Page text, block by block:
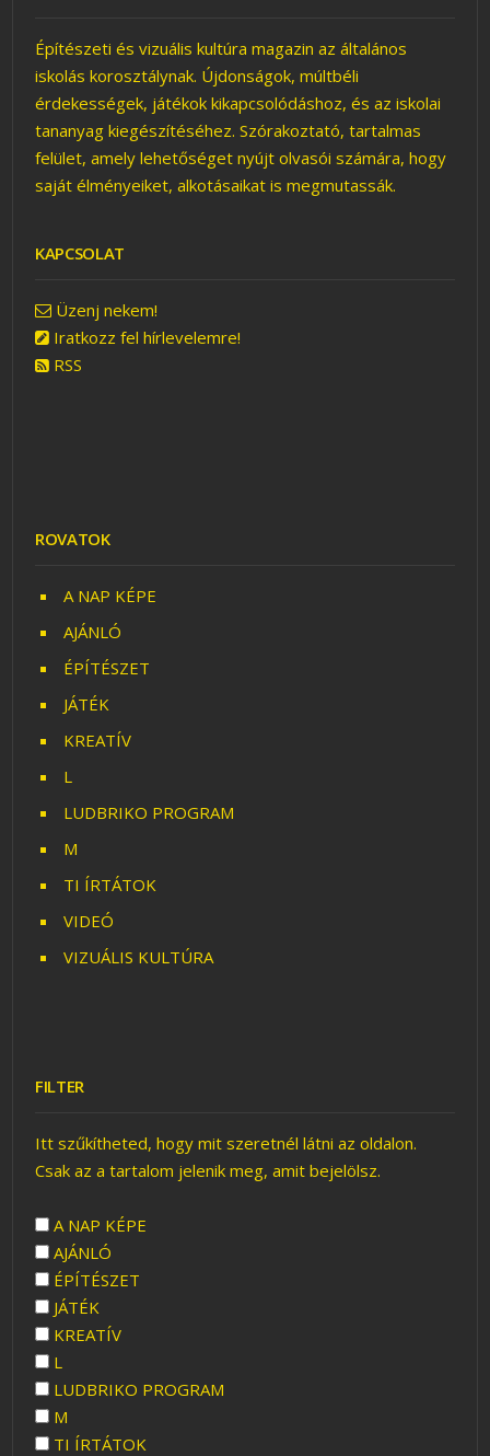
Építészeti és vizuális kultúra magazin az általános
iskolás korosztálynak. Újdonságok, múltbéli
érdekességek, játékok kikapcsolódáshoz, és az iskolai
tananyag kiegészítéséhez. Szórakoztató, tartalmas
felület, amely lehetőséget nyújt olvasói számára, hogy
saját élményeiket, alkotásaikat is megmutassák.
KAPCSOLAT
Üzenj nekem!
Iratkozz fel hírlevelemre!
RSS
ROVATOK
A NAP KÉPE
AJÁNLÓ
ÉPÍTÉSZET
JÁTÉK
KREATÍV
L
LUDBRIKO PROGRAM
M
TI ÍRTÁTOK
VIDEÓ
VIZUÁLIS KULTÚRA
FILTER
Itt szűkítheted, hogy mit szeretnél látni az oldalon.
Csak az a tartalom jelenik meg, amit bejelölsz.
A NAP KÉPE
AJÁNLÓ
ÉPÍTÉSZET
JÁTÉK
KREATÍV
L
LUDBRIKO PROGRAM
M
TI ÍRTÁTOK